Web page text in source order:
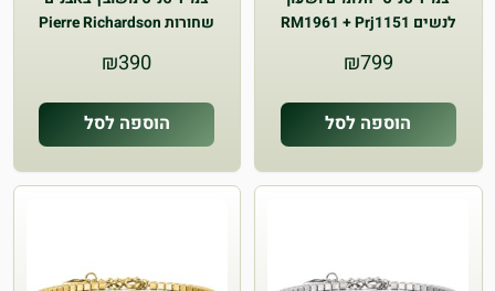
לנשים RM1961 + Prj1151
₪799
הוספה לסל
שחורות Pierre Richardson
₪390
הוספה לסל